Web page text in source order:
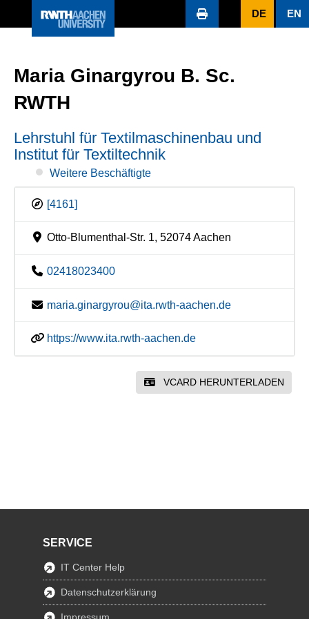
DE EN
Maria Ginargyrou B. Sc.
RWTH
Lehrstuhl für Textilmaschinenbau und
Institut für Textiltechnik
Weitere Beschäftigte
[4161]
Otto-Blumenthal-Str. 1, 52074 Aachen
02418023400
maria.ginargyrou@ita.rwth-aachen.de
https://www.ita.rwth-aachen.de
VCARD HERUNTERLADEN
SERVICE
IT Center Help
Datenschutzerklärung